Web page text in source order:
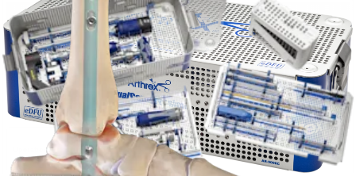
Wie können wir Ihnen helfen?
Medizinproduktberater:in kontaktieren
Veranstaltungen, Lab-Vorführungen und Schulungsmöglichkeiten
ansehen
Unseren Newsletter abonnieren
Besuchen Sie uns
Operationsverfahren